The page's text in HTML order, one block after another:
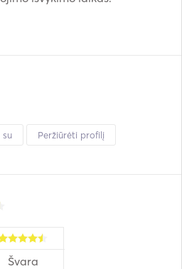
su Peržiūrėti profilį
Švara